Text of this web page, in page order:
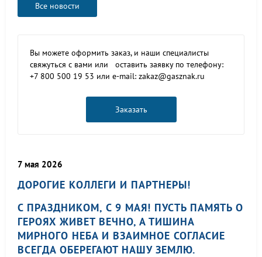
Все новости
Вы можете оформить заказ, и наши специалисты
свяжуться с вами или оставить заявку по телефону:
+7 800 500 19 53 или e-mail: zakaz@gasznak.ru
Заказать
7 мая 2026
ДОРОГИЕ КОЛЛЕГИ И ПАРТНЕРЫ!
С ПРАЗДНИКОМ, С 9 МАЯ! ПУСТЬ ПАМЯТЬ О
ГЕРОЯХ ЖИВЕТ ВЕЧНО, А ТИШИНА
МИРНОГО НЕБА И ВЗАИМНОЕ СОГЛАСИЕ
ВСЕГДА ОБЕРЕГАЮТ НАШУ ЗЕМЛЮ.